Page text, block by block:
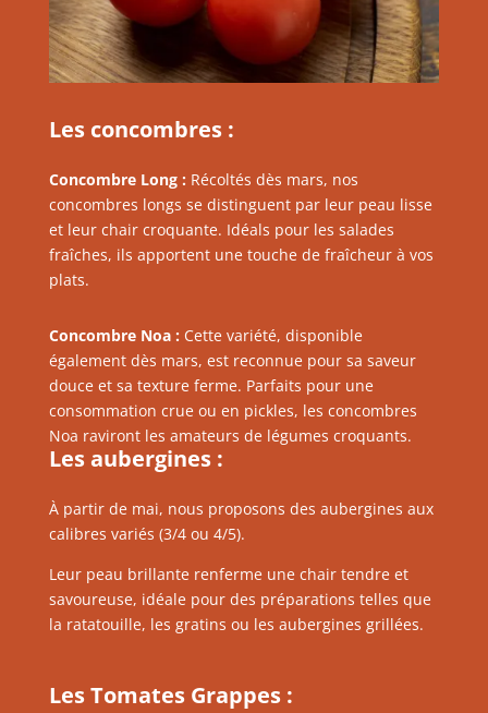
Les concombres :
Concombre Long : Récoltés dès mars, nos
concombres longs se distinguent par leur peau lisse
et leur chair croquante. Idéals pour les salades
fraîches, ils apportent une touche de fraîcheur à vos
plats.
Concombre Noa : Cette variété, disponible
également dès mars, est reconnue pour sa saveur
douce et sa texture ferme. Parfaits pour une
consommation crue ou en pickles, les concombres
Noa raviront les amateurs de légumes croquants.
Les aubergines :
À partir de mai, nous proposons des aubergines aux
calibres variés (3/4 ou 4/5).
Leur peau brillante renferme une chair tendre et
savoureuse, idéale pour des préparations telles que
la ratatouille, les gratins ou les aubergines grillées.
Les Tomates Grappes :